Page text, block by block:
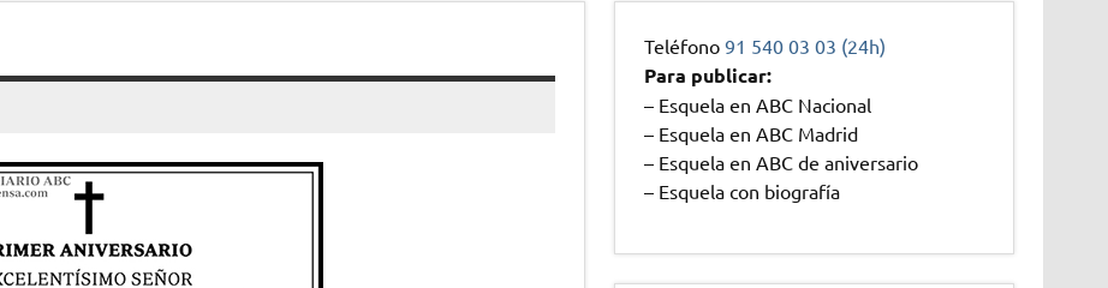
Teléfono91 540 03 03 (24h)
Para publicar:
– Esquela en ABC Nacional
– Esquela en ABC Madrid
– Esquela en ABC de aniversario
– Esquela con biografía